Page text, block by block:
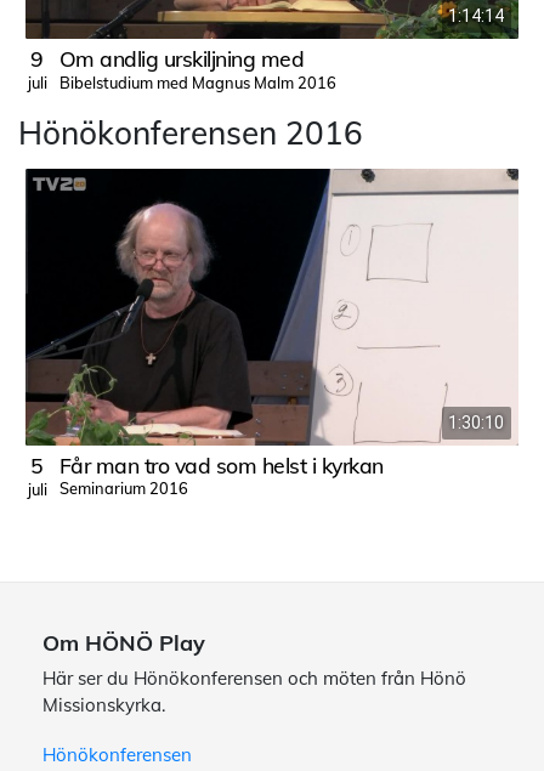
1:14:14
9
juli
Om andlig urskiljning med
Bibelstudium med Magnus Malm 2016
Hönökonferensen 2016
1:30:10
5
juli
Får man tro vad som helst i kyrkan
Seminarium 2016
Om HÖNÖ Play
Här ser du Hönökonferensen och möten från Hönö
Missionskyrka.
Hönökonferensen